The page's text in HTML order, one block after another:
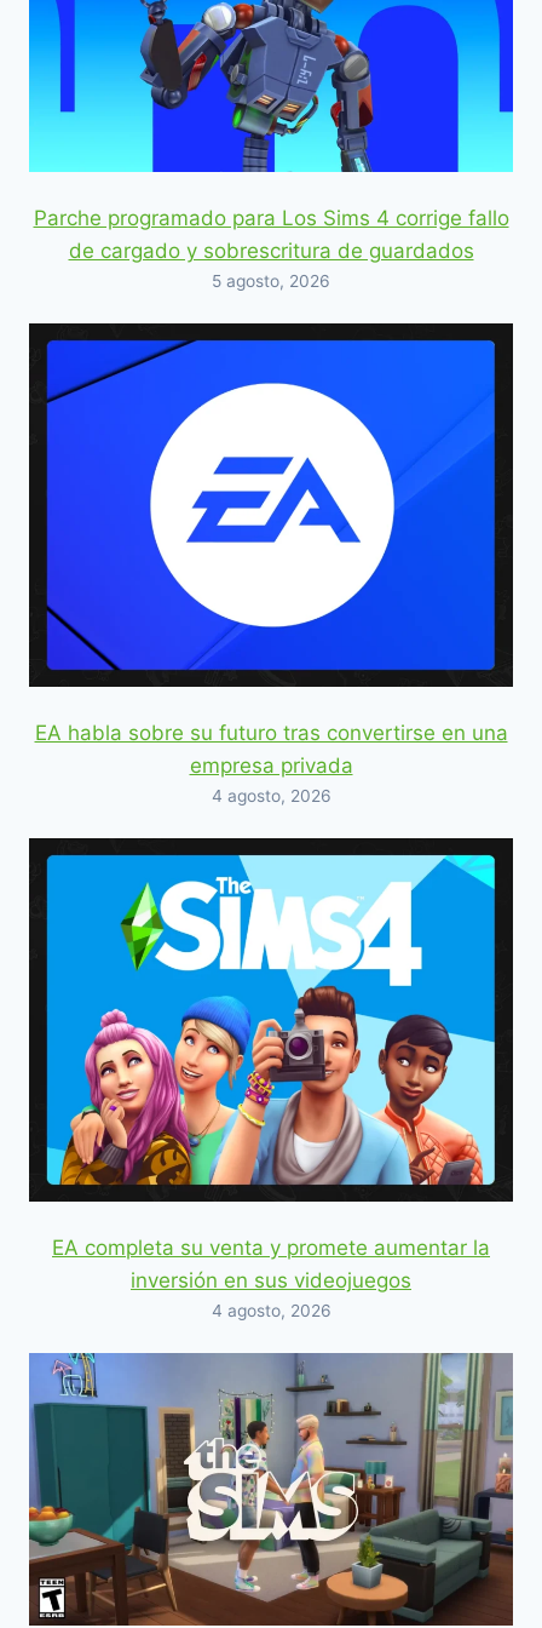
Parche programado para Los Sims 4 corrige fallo
de cargado y sobrescritura de guardados
5 agosto, 2026
EA habla sobre su futuro tras convertirse en una
empresa privada
4 agosto, 2026
EA completa su venta y promete aumentar la
inversión en sus videojuegos
4 agosto, 2026